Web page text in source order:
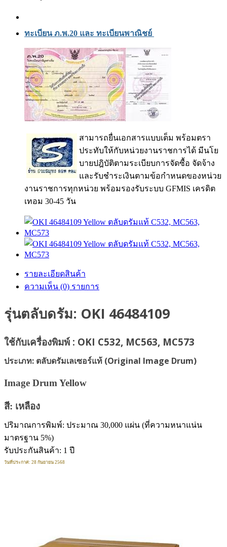
ทะเบียน ภ.พ.20 และ ทะเบียนพาณิชย์
สามารถยื่นเอกสารแบบเต็ม พร้อมตรา
ประทับให้กับหน่วยงานราชการได้ มีนโย
บายปฎิบัติตามระเบียบการจัดซื้อ จัดจ้าง
และรับชำระเงินตามข้อกำหนดของหน่วย
งานราชการทุกหน่วย พร้อมรองรับระบบ GFMIS เครดิต
เทอม 30-45 วัน
รายละเอียดสินค้า
ความเห็น (0) รายการ
รุ่นตลับดรัม: OKI 46484109
ใช้กับเครื่องพิมพ์ : OKI C532, MC563, MC573
ประเภท: ตลับดรัมเลเซอร์แท้ (Original Image Drum)
Image Drum Yellow
สี: เหลือง
ปริมาณการพิมพ์: ประมาณ 30,000 แผ่น (ที่ความหนาแน่น
มาตรฐาน 5%)
รับประกันสินค้า: 1 ปี
วันที่ประกาศ: 28 กันยายน 2568